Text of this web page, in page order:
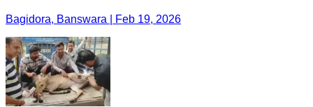
Bagidora, Banswara | Feb 19, 2026